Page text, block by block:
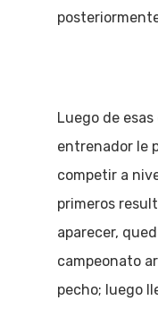
Luego de
entrenador le
competir a
primeros
aparecer,
campeonato
pecho; luego